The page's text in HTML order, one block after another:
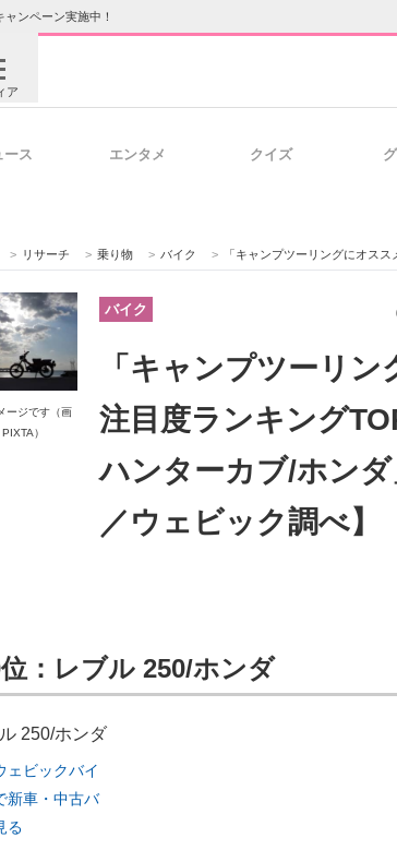
ンペーン実施中！
ア
ビジネスと働き方のヒント
ITエンジニア向け専門サイト
エレクトロニクス専門サイト
ース エンタメ クイズ
> リサーチ > 乗り物 > バイク > 「キャンプツーリングにオススメのバイク」注目
ージです（画
）
バイク
「キャンプツーリン
注目度ランキング
ハンターカブ/ホン
／ウェビック調べ】
：レブル 250/ホンダ
ェビックバイ
新車・中古バ
る